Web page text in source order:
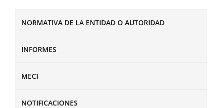
NORMATIVA DE LA ENTIDAD O AUTORIDAD
INFORMES
MECI
NOTIFICACIONES